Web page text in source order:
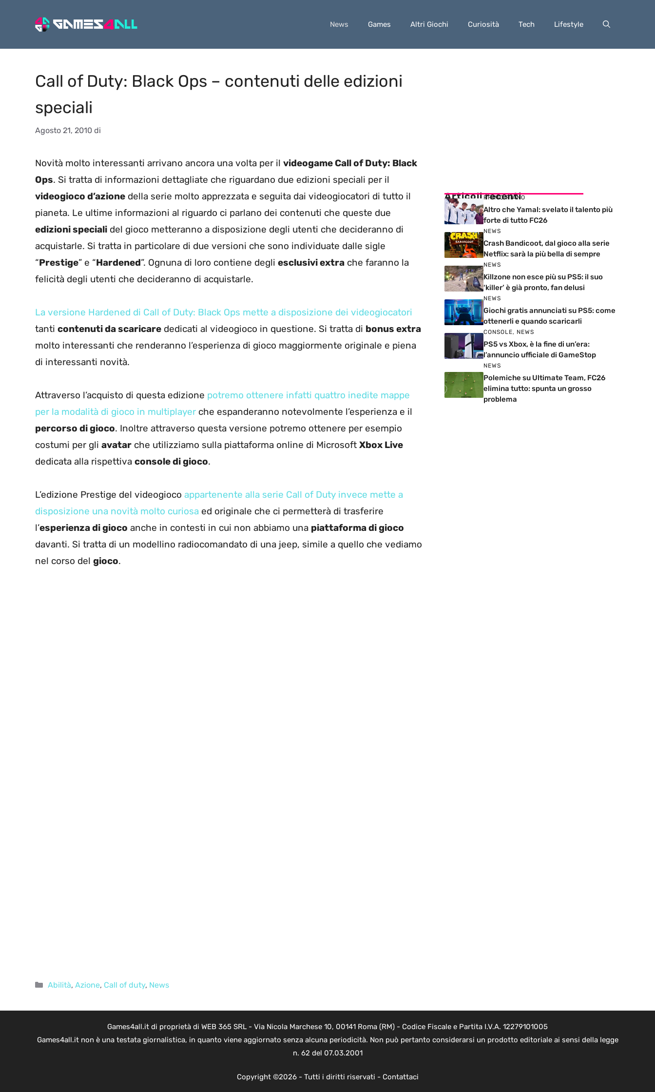
News Games Altri Giochi Curiosità Tech Lifestyle
Call of Duty: Black Ops – contenuti delle edizioni
speciali
Agosto 21, 2010 di
Novità molto interessanti arrivano ancora una volta per il videogame Call of Duty: Black
Ops. Si tratta di informazioni dettagliate che riguardano due edizioni speciali per il
videogioco d’azione della serie molto apprezzata e seguita dai videogiocatori di tutto il
pianeta. Le ultime informazioni al riguardo ci parlano dei contenuti che queste due
edizioni speciali del gioco metteranno a disposizione degli utenti che decideranno di
acquistarle. Si tratta in particolare di due versioni che sono individuate dalle sigle
“Prestige” e “Hardened”. Ognuna di loro contiene degli esclusivi extra che faranno la
felicità degli utenti che decideranno di acquistarle.
La versione Hardened di Call of Duty: Black Ops mette a disposizione dei videogiocatori
tanti contenuti da scaricare dedicati al videogioco in questione. Si tratta di bonus extra
molto interessanti che renderanno l’esperienza di gioco maggiormente originale e piena
di interessanti novità.
Attraverso l’acquisto di questa edizione potremo ottenere infatti quattro inedite mappe
per la modalità di gioco in multiplayer che espanderanno notevolmente l’esperienza e il
percorso di gioco. Inoltre attraverso questa versione potremo ottenere per esempio
costumi per gli avatar che utilizziamo sulla piattaforma online di Microsoft Xbox Live
dedicata alla rispettiva console di gioco.
L’edizione Prestige del videogioco appartenente alla serie Call of Duty invece mette a
disposizione una novità molto curiosa ed originale che ci permetterà di trasferire
l’esperienza di gioco anche in contesti in cui non abbiamo una piattaforma di gioco
davanti. Si tratta di un modellino radiocomandato di una jeep, simile a quello che vediamo
nel corso del gioco.
Categorie
Abilità, Azione, Call of duty, News
Articoli recenti
PRIMO PIANO
Altro che Yamal: svelato il talento più
forte di tutto FC26
NEWS
Crash Bandicoot, dal gioco alla serie
Netflix: sarà la più bella di sempre
NEWS
Killzone non esce più su PS5: il suo
‘killer’ è già pronto, fan delusi
NEWS
Giochi gratis annunciati su PS5: come
ottenerli e quando scaricarli
CONSOLE, NEWS
PS5 vs Xbox, è la fine di un’era:
l’annuncio ufficiale di GameStop
NEWS
Polemiche su Ultimate Team, FC26
elimina tutto: spunta un grosso
problema
Games4all.it di proprietà di WEB 365 SRL - Via Nicola Marchese 10, 00141 Roma (RM) - Codice Fiscale e Partita I.V.A. 12279101005
Games4all.it non è una testata giornalistica, in quanto viene aggiornato senza alcuna periodicità. Non può pertanto considerarsi un prodotto editoriale ai sensi della legge
n. 62 del 07.03.2001
Copyright ©2026 - Tutti i diritti riservati - Contattaci